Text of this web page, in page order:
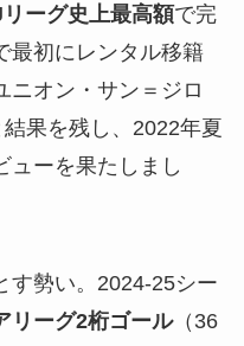
ーグ史上最高額で完
最初にレンタル移籍
ニオン・サン＝ジロ
果を残し、2022年夏
ューを果たしまし
す勢い。2024-25シー
リーグ2桁ゴール（36